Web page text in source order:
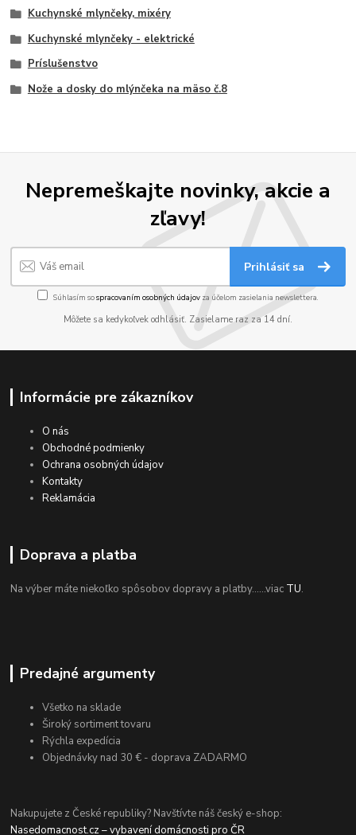
Kuchynské mlynčeky, mixéry
Kuchynské mlynčeky - elektrické
Príslušenstvo
Nože a dosky do mlýnčeka na mäso č.8
Nepremeškajte novinky, akcie a
zľavy!
Prihlásiť sa
Súhlasím sospracovaním osobných údajov za účelom zasielania newslettera.
Môžete sa kedykoľvek odhlásiť. Zasielame raz za 14 dní.
Informácie pre zákazníkov
O nás
Obchodné podmienky
Ochrana osobných údajov
Kontakty
Reklamácia
Doprava a platba
Na výber máte niekoľko spôsobov dopravy a platby......viac TU.
Predajné argumenty
Všetko na sklade
Široký sortiment tovaru
Rýchla expedícia
Objednávky nad 30 € - doprava ZADARMO
Nakupujete z České republiky? Navštívte náš český e-shop:
Nasedomacnost.cz – vybavení domácnosti pro ČR